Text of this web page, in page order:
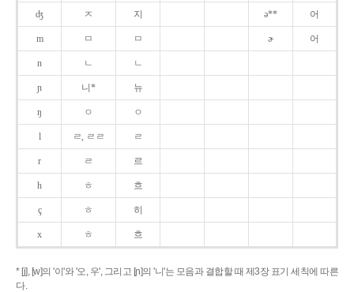
ʤ ㅈ 지 ə** 어
m ㅁ ㅁ ɚ 어
n ㄴ ㄴ
ɲ 니* 뉴
ŋ ㅇ ㅇ
l ㄹ, ㄹㄹ ㄹ
r ㄹ 르
h ㅎ 흐
ç ㅎ 히
x ㅎ 흐
* [j], [w]의 '이'와 '오, 우', 그리고 [ɲ]의 '니'는 모음과 결합할 때 제3장 표기 세칙에 따른
다.